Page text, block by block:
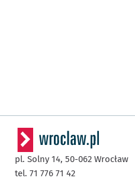
pl. Solny 14, 50-062 Wrocław
tel. 71 776 71 42